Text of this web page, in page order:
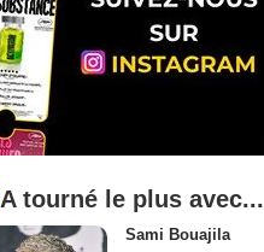
A tourné le plus avec...
Sami Bouajila